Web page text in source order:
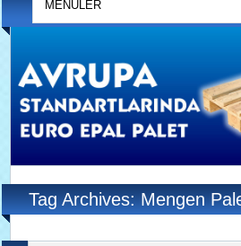
Tag Archives: Mengen